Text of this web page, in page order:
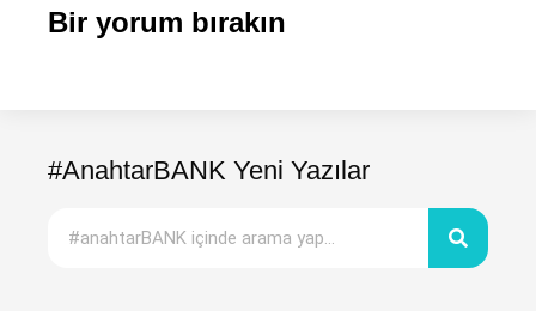
Bir yorum bırakın
#AnahtarBANK Yeni Yazılar